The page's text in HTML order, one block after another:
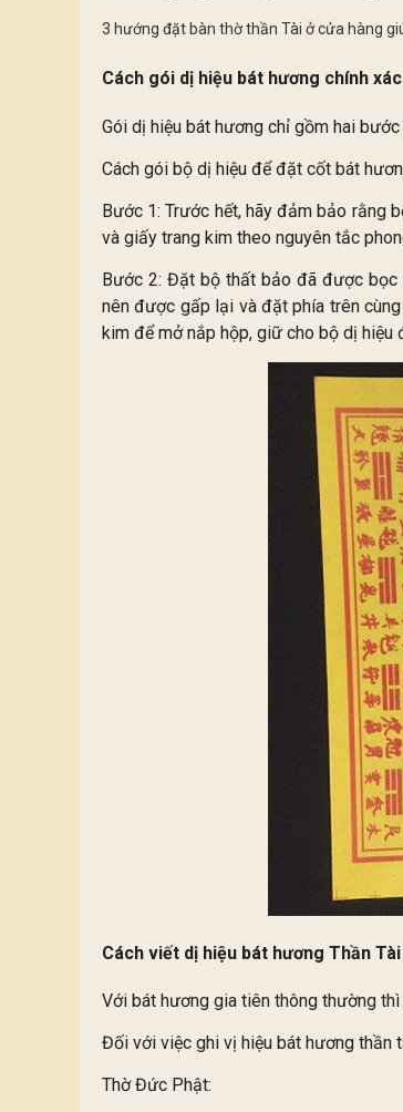
3 hướng đặt bàn thờ thần Tài ở cửa hàng
Cách gói dị hiệu bát hương chính xác
Gói dị hiệu bát hương chỉ gồm hai bước
Cách gói bộ dị hiệu để đặt cốt bát
Bước 1: Trước hết, hãy đảm bảo rằng
và giấy trang kim theo nguyên tắc
Bước 2: Đặt bộ thất bảo đã được bọc
nên được gấp lại và đặt phía trên
kim để mở nắp hộp, giữ cho bộ dị
Cách viết dị hiệu bát hương Thần Tài
Với bát hương gia tiên thông thường
Đối với việc ghi vị hiệu bát hương thần
Thờ Đức Phật: